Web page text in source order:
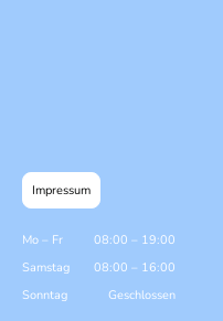
Impressum
Mo – Fr 08:00 – 19:00
Samstag
08:00 – 16:00
Sonntag
Geschlossen